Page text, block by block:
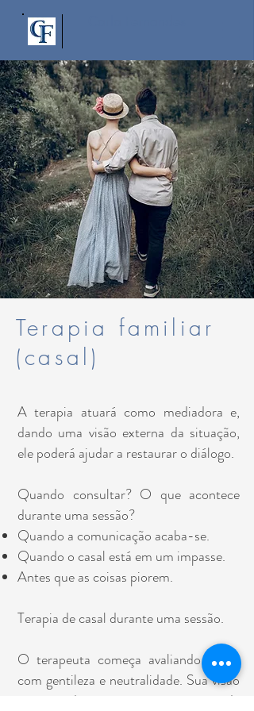
Terapia familiar
(casal)
A terapia atuará como mediadora e,
dando uma visão externa da situação,
ele poderá ajudar a restaurar o diálogo.
Quando consultar? O que acontece
durante uma sessão?
Quando a comunicação acaba-se.
Quando o casal está em um impasse.
Antes que as coisas piorem.
Terapia de casal durante uma sessão.
O terapeuta começa avaliando todos
com gentileza e neutralidade. Sua visão
externa da situação às vezes pode